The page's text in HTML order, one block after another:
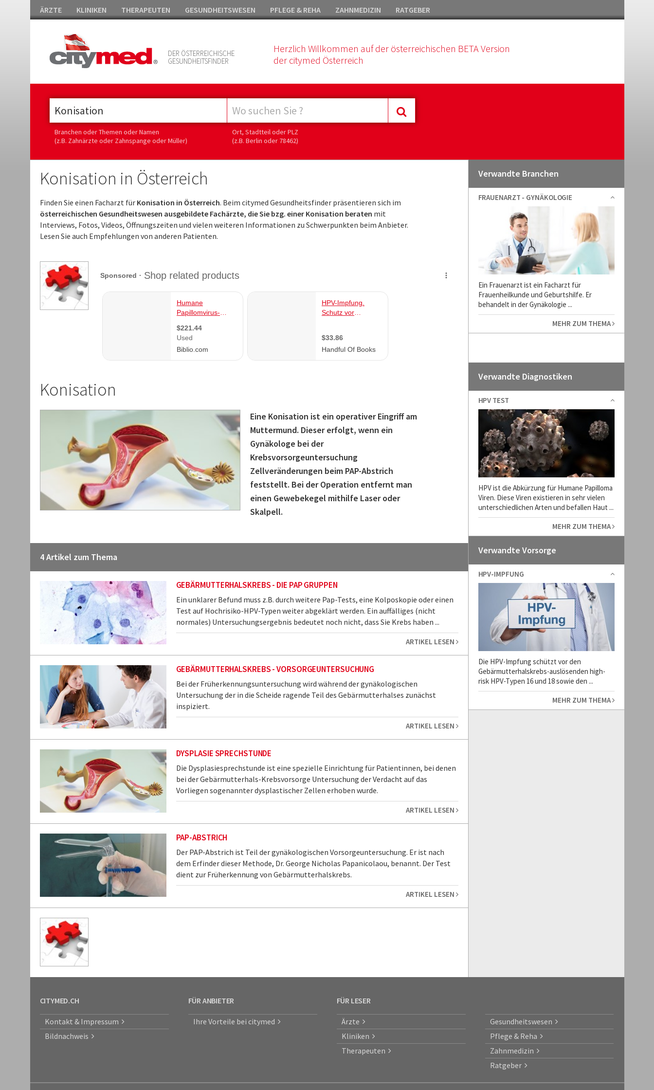
ÄRZTE KLINIKEN THERAPEUTEN GESUNDHEITSWESEN PFLEGE & REHA ZAHNMEDIZIN RATGEBER
DER ÖSTERREICHISCHE
GESUNDHEITSFINDER
Herzlich Willkommen auf der österreichischen BETA Version
der citymed Österreich
Branchen oder Themen oder Namen
(z.B. Zahnärzte oder Zahnspange oder Müller)
Ort, Stadtteil oder PLZ
(z.B. Berlin oder 78462)
Konisation in Österreich
Finden Sie einen Facharzt für Konisation in Österreich. Beim citymed Gesundheitsfinder präsentieren sich im
österreichischen Gesundheitswesen ausgebildete Fachärzte, die Sie bzg. einer Konisation beraten mit
Interviews, Fotos, Videos, Öffnungszeiten und vielen weiteren Informationen zu Schwerpunkten beim Anbieter.
Lesen Sie auch Empfehlungen von anderen Patienten.
Konisation
Eine Konisation ist ein operativer Eingriff am
Muttermund. Dieser erfolgt, wenn ein
Gynäkologe bei der
Krebsvorsorgeuntersuchung
Zellveränderungen beim PAP-Abstrich
feststellt. Bei der Operation entfernt man
einen Gewebekegel mithilfe Laser oder
Skalpell.
4 Artikel zum Thema
GEBÄRMUTTERHALSKREBS - DIE PAP GRUPPEN
Ein unklarer Befund muss z.B. durch weitere Pap-Tests, eine Kolposkopie oder einen
Test auf Hochrisiko-HPV-Typen weiter abgeklärt werden. Ein auffälliges (nicht
normales) Untersuchungsergebnis bedeutet noch nicht, dass Sie Krebs haben ...
ARTIKEL LESEN
GEBÄRMUTTERHALSKREBS - VORSORGEUNTERSUCHUNG
Bei der Früherkennungsuntersuchung wird während der gynäkologischen
Untersuchung der in die Scheide ragende Teil des Gebärmutterhalses zunächst
inspiziert.
ARTIKEL LESEN
DYSPLASIE SPRECHSTUNDE
Die Dysplasiesprechstunde ist eine spezielle Einrichtung für Patientinnen, bei denen
bei der Gebärmutterhals-Krebsvorsorge Untersuchung der Verdacht auf das
Vorliegen sogenannter dysplastischer Zellen erhoben wurde.
ARTIKEL LESEN
PAP-ABSTRICH
Der PAP-Abstrich ist Teil der gynäkologischen Vorsorgeuntersuchung. Er ist nach
dem Erfinder dieser Methode, Dr. George Nicholas Papanicolaou, benannt. Der Test
dient zur Früherkennung von Gebärmutterhalskrebs.
ARTIKEL LESEN
Verwandte Branchen
FRAUENARZT - GYNÄKOLOGIE
Ein Frauenarzt ist ein Facharzt für
Frauenheilkunde und Geburtshilfe. Er
behandelt in der Gynäkologie ...
MEHR ZUM THEMA
Verwandte Diagnostiken
HPV TEST
HPV ist die Abkürzung für Humane Papilloma
Viren. Diese Viren existieren in sehr vielen
unterschiedlichen Arten und befallen Haut ...
MEHR ZUM THEMA
Verwandte Vorsorge
HPV-IMPFUNG
Die HPV-Impfung schützt vor den
Gebärmutterhalskrebs-auslösenden high-
risk HPV-Typen 16 und 18 sowie den ...
MEHR ZUM THEMA
CITYMED.CH
Kontakt & Impressum
Bildnachweis
FÜR ANBIETER
Ihre Vorteile bei citymed
FÜR LESER
Ärzte
Kliniken
Therapeuten
Gesundheitswesen
Pflege & Reha
Zahnmedizin
Ratgeber